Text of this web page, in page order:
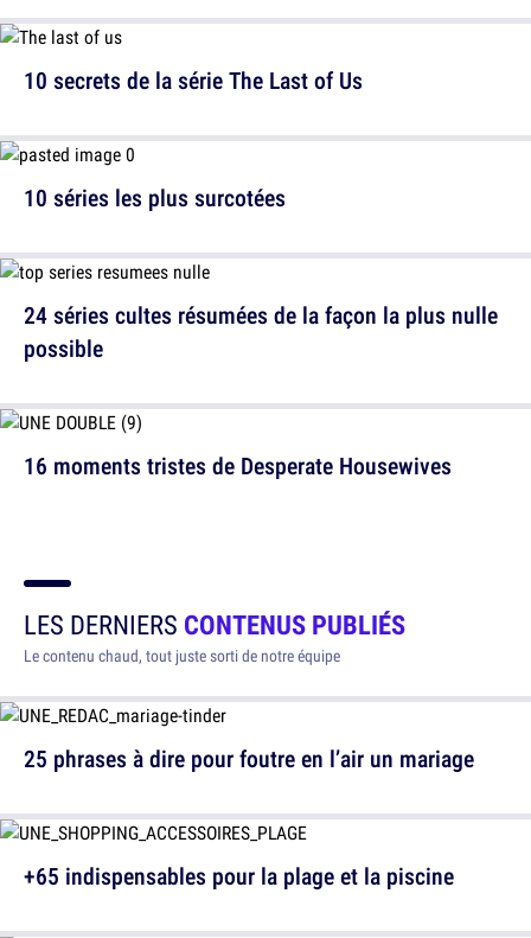
10 secrets de la série The Last of Us
24 séries cultes résumées de la façon la plus nulle
possible
10 séries les plus surcotées
16 moments tristes de Desperate Housewives
LES DERNIERS CONTENUS PUBLIÉS
Le contenu chaud, tout juste sorti de notre équipe
25 phrases à dire pour foutre en l’air un mariage
+65 indispensables pour la plage et la piscine